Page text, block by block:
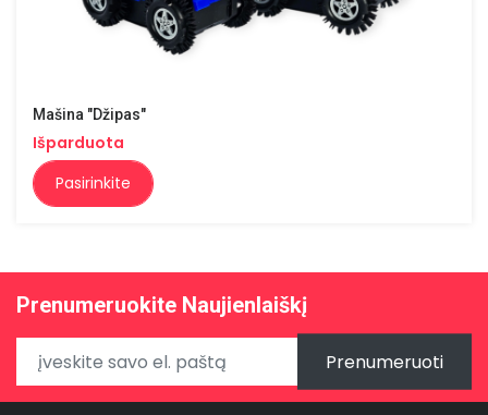
Mašina "Džipas"
Išparduota
Pasirinkite
Prenumeruokite Naujienlaiškį
Prenumeruoti